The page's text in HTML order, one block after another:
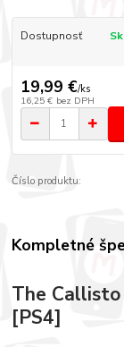
Dostupnosť
19,99 €/ks
16,25 € bez DPH
Číslo produktu:
Kompletné
The
[PS4]